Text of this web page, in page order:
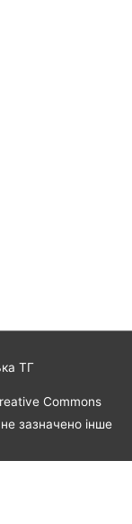
ТГ
Commons
зазначено інше